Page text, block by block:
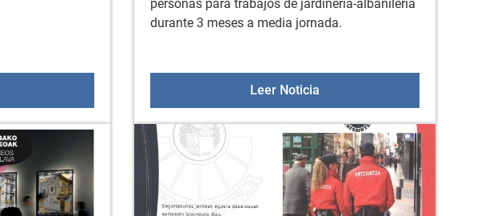
AVISO TEMPERATURAS EXTREMAS 9 DE AGOSTO
personas para trabajos de jardinería-albañilería
durante 3 meses a media jornada.
Leer Noticia